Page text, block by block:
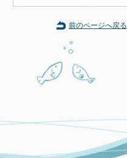
前のページへ戻る